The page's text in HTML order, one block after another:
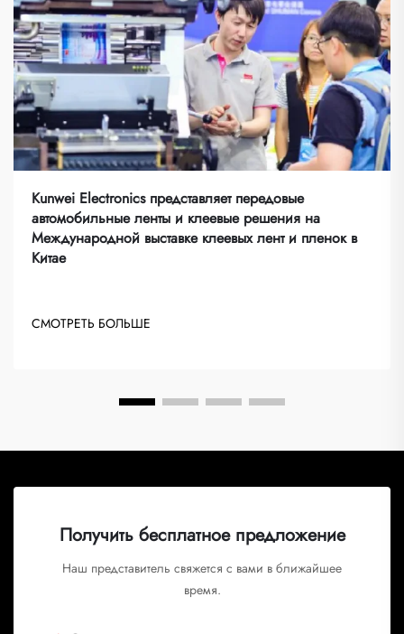
Kunwei Electronics представляет передовые
автомобильные ленты и клеевые решения на
Международной выставке клеевых лент и пленок в
Китае
СМОТРЕТЬ БОЛЬШЕ
Получить бесплатное предложение
Наш представитель свяжется с вами в ближайшее
время.